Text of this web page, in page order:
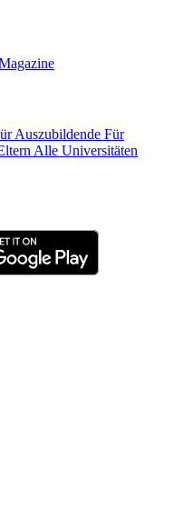
Auszubildende Für
Alle Universitäten